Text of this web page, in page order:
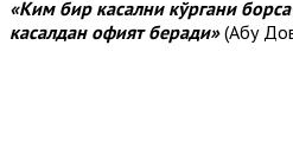
«Ким бир касални кўргани
касалдан офият беради»(Абу